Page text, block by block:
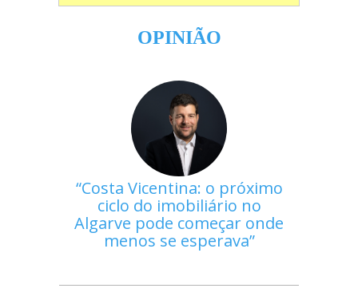
OPINIÃO
Costa Vicentina: o próximo
ciclo do imobiliário no
Algarve pode começar onde
menos se esperava